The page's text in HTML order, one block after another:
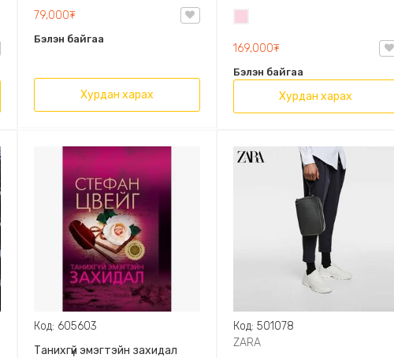
79,000₮
Бэлэн байгаа
Хурдан харах
материалтай, LIMITED EDITION
OVAL LEATHER HANDBAG TRF
169,000₮
Бэлэн байгаа
Хурдан харах
Код: 605603
Танихгүй эмэгтэйн захидал
Код: 501078
ZARA